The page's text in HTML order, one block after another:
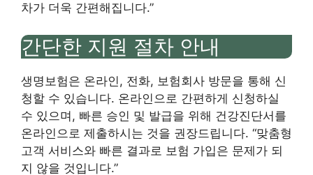
차가 더욱 간편해집니다.”
간단한 지원 절차 안내
생명보험은 온라인, 전화, 보험회사 방문을 통해 신
청할 수 있습니다. 온라인으로 간편하게 신청하실
수 있으며, 빠른 승인 및 발급을 위해 건강진단서를
온라인으로 제출하시는 것을 권장드립니다. “맞춤형
고객 서비스와 빠른 결과로 보험 가입은 문제가 되
지 않을 것입니다.”